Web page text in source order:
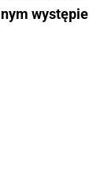
występie